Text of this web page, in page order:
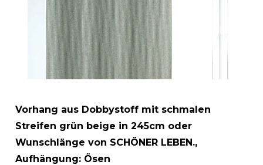
Vorhang aus Dobbystoff mit schmalen
Streifen grün beige in 245cm oder
Wunschlänge von SCHÖNER LEBEN.,
Aufhängung: Ösen